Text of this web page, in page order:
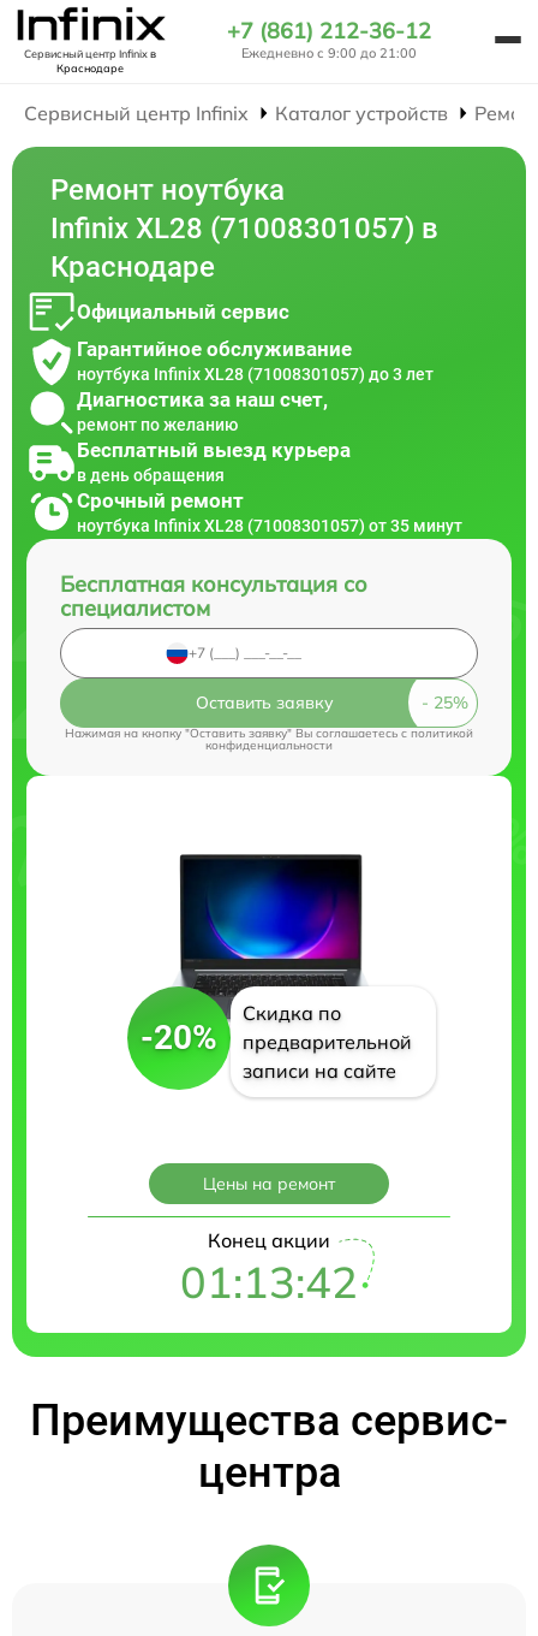
Сервисный центр Infinixв
Краснодаре
+7 (861) 212-36-12
Ежедневно с 9:00 до 21:00
Сервисный центр Infinix Каталог устройств
Ремонт ноутбука
Infinix XL28 (71008301057) в
Краснодаре
Официальный сервис
Гарантийное обслуживание
ноутбука Infinix XL28 (71008301057) до 3 лет
Диагностика за наш счет,
ремонт по желанию
Бесплатный выезд курьера
в день обращения
Срочный ремонт
ноутбука Infinix XL28 (71008301057) от 35 минут
Бесплатная консультация со
специалистом
Оставить заявку
Нажимая на кнопку "Оставить заявку" Вы соглашаетесь cполитикой
конфиденциальности
-20%
Скидка по
предварительной
записи на сайте
Цены на ремонт
Конец акции
01:13:41
Преимущества сервис-
центра